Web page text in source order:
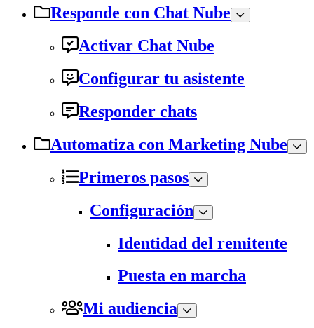
Responde con Chat Nube
Activar Chat Nube
Configurar tu asistente
Responder chats
Automatiza con Marketing Nube
Primeros pasos
Configuración
Identidad del remitente
Puesta en marcha
Mi audiencia